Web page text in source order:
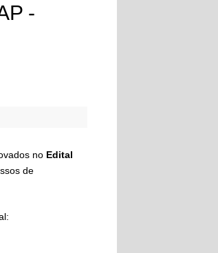
-​
no Edital
de